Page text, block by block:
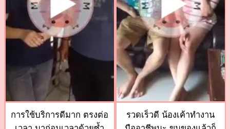
การใช้บริการดีมาก ตรงต่อ
รวดเร็วดี น้องเค้าทำงาน